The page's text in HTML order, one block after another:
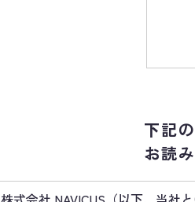
下記
お読